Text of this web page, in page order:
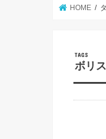
HOME
ボリ